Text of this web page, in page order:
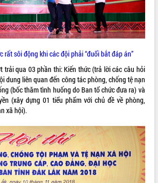
miễn phí
Cư Pui
thường kỳ
rất sôi động khi các đội phải “đuổi bắt đáp án”
trải qua 03 phần thi: Kiến thức (trả lời các câu hỏi
dung liên quan đến công tác phòng, chống tệ nạn
(bốc thăm tình huống do Ban tổ chức đưa ra) và
(xây dựng 01 tiểu phẩm với chủ đề về phòng,
xã hội).